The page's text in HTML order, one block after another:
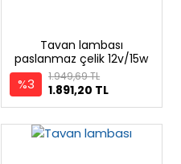
Tavan lambası
paslanmaz çelik 12v/15w
%3 1.891,20 TL
1.949,69 TL